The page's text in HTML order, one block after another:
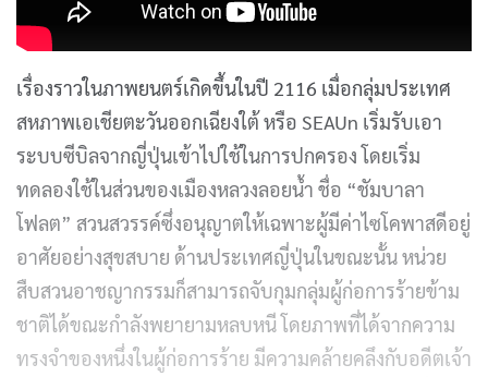
เรื่องราวในภาพยนตร์เกิดขึ้นในปี 2116 เมื่อกลุ่มประเทศ
สหภาพเอเชียตะวันออกเฉียงใต้ หรือ SEAUn เริ่มรับเอา
ระบบซีบิลจากญี่ปุ่นเข้าไปใช้ในการปกครอง โดยเริ่ม
ทดลองใช้ในส่วนของเมืองหลวงลอยน้ำ ชื่อ “ชัมบาลา
โฟลต” สวนสวรรค์ซึ่งอนุญาตให้เฉพาะผู้มีค่าไซโคพาสดีอยู่
อาศัยอย่างสุขสบาย ด้านประเทศญี่ปุ่นในขณะนั้น หน่วย
สืบสวนอาชญากรรมก็สามารถจับกุมกลุ่มผู้ก่อการร้ายข้าม
ชาติได้ขณะกำลังพยายามหลบหนี โดยภาพที่ได้จากความ
ทรงจำของหนึ่งในผู้ก่อการร้าย มีความคล้ายคลึงกับอดีตเจ้า